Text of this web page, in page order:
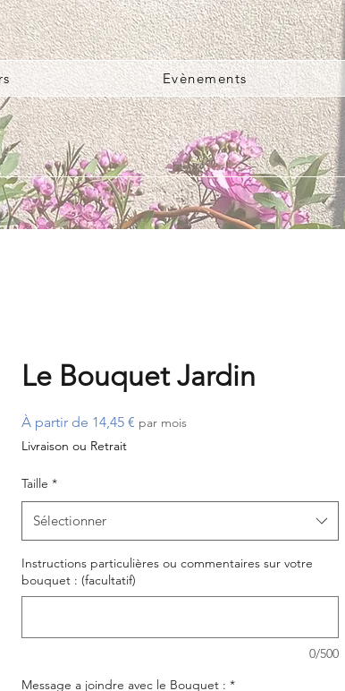
Evènements
Le Bouquet Jardin
À partir de 14,45 € Prix
par mois
Livraison ou Retrait
Taille *
Sélectionner
Instructions particulières ou commentaires sur votre
bouquet : (facultatif)
0/500
Message a joindre avec le Bouquet : *